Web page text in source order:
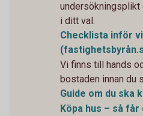
undersökningsplikt
i ditt val.
Checklista inför
Vi finns till hands
bostaden innan du
Guide om du ska
Köpa hus – så får